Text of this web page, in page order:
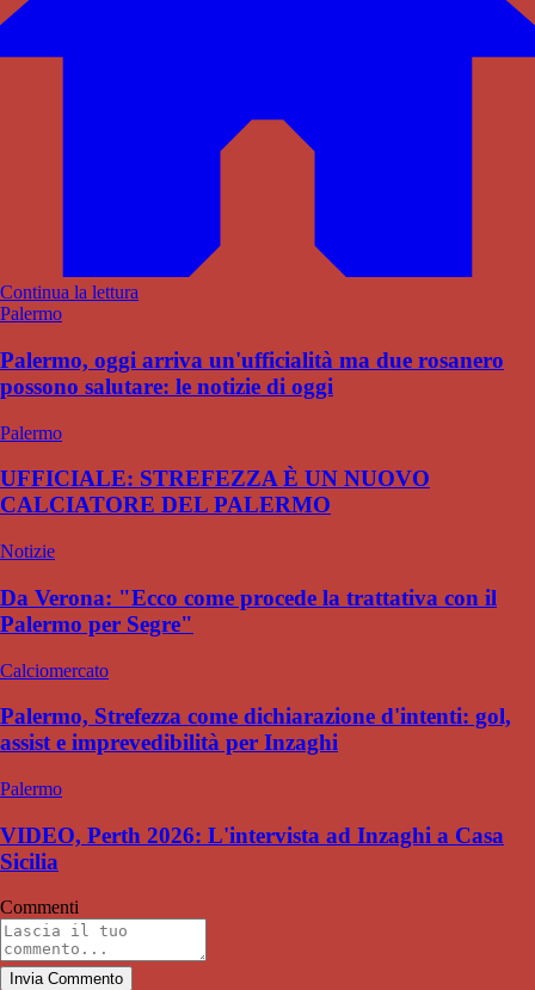
Continua la lettura
Palermo
Palermo, oggi arriva un'ufficialità ma due rosanero
possono salutare: le notizie di oggi
Palermo
UFFICIALE: STREFEZZA È UN NUOVO
CALCIATORE DEL PALERMO
Notizie
Da Verona: "Ecco come procede la trattativa con il
Palermo per Segre"
Calciomercato
Palermo, Strefezza come dichiarazione d'intenti: gol,
assist e imprevedibilità per Inzaghi
Palermo
VIDEO, Perth 2026: L'intervista ad Inzaghi a Casa
Sicilia
Commenti
Invia Commento